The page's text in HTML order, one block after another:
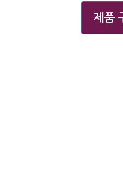
제품